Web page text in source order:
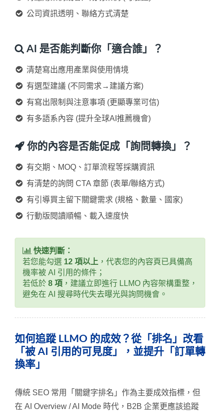
公司資訊透明、聯絡方式清楚
AI 是否能判斷你「適合誰」？
清楚寫出應用產業與使用情境
有選型建議 (不同需求→建議方案)
有寫出限制與注意事項 (更顯專業可信)
有多語系內容 (提升全球AI推薦機會)
你的內容是否能促成「詢問轉換」？
有交期、MOQ、訂單流程等採購資訊
有清楚的詢問 CTA 章節 (表單/聯絡方式)
有引導買主留下關鍵需求 (規格、數量、國家)
行動版閱讀順暢、載入速度快
快速判斷：
若您能勾選 12 項以上 ，代表您的內容頁已具備高
機率被 AI 引用的條件；
若低於 8 項 ，建議立即進行 LLMO 內容架構重整，
避免在 AI 搜尋時代失去曝光與詢問機會。
如何追蹤 LLMO 的成效？從「排名」改看
「被 AI 引用的可見度」，並提升「訂單轉
換率」
傳統 SEO 常用「關鍵字排名」作為主要成效指標，但
在 AI Overview / AI Mode 時代，B2B 企業更應該追蹤